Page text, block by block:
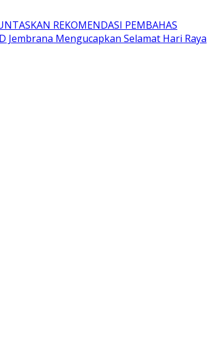
REKOMENDASI PEMBAHAS
Jembrana Mengucapkan Selamat Hari Raya